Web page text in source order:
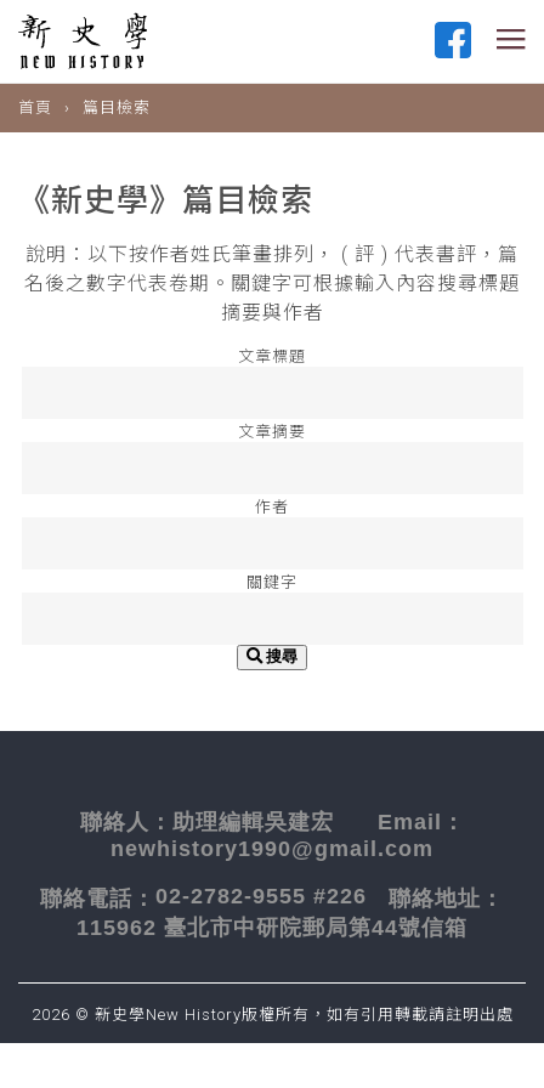
首頁 篇目檢索
《新史學》篇目檢索
說明：以下按作者姓氏筆畫排列， ( 評 ) 代表書評，篇
名後之數字代表卷期。關鍵字可根據輸入內容搜尋標題
摘要與作者
文章標題
文章摘要
作者
關鍵字
搜尋
聯絡人： 助理編輯吳建宏 Email：
newhistory1990@gmail.com
聯絡電話： 02-2782-9555 #226 聯絡地址：
115962 臺北市中研院郵局第44號信箱
2026 © 新史學New History版權所有，如有引用轉載請註明出處